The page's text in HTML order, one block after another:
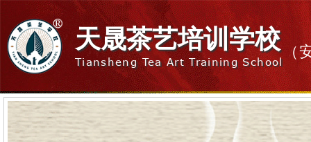
天晟茶艺培训学校
Tiansheng Tea Art Training School
（